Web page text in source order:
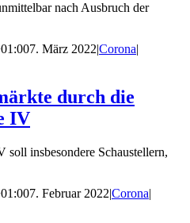
nach Ausbruch der
7. März 2022|Corona|
durch die
IV
insbesondere Schaustellern,
7. Februar 2022|Corona|